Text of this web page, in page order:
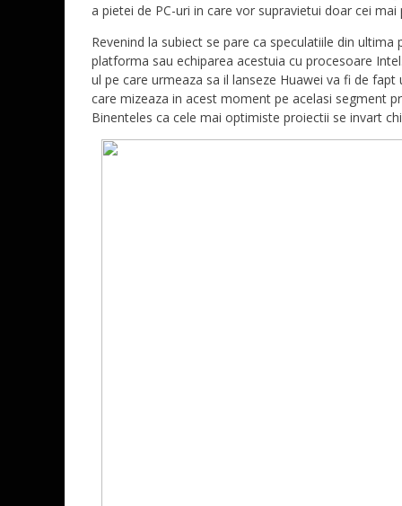
a pietei de PC-uri in care vor supravietui doar cei
Revenind la subiect se pare ca speculatiile din
platforma sau echiparea acestuia cu procesoare
ul pe care urmeaza sa il lanseze Huawei va fi de
care mizeaza in acest moment pe acelasi segment
Binenteles ca cele mai optimiste proiectii se invart